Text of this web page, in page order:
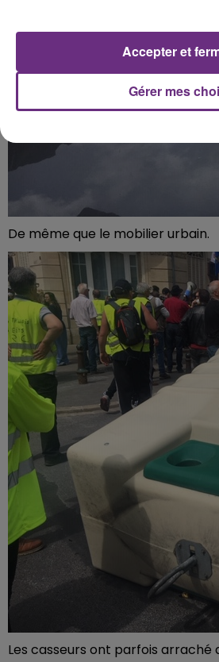
De même que le mobilier urbain.
Les casseurs ont parfois arraché
Gérer mes
Accepter et